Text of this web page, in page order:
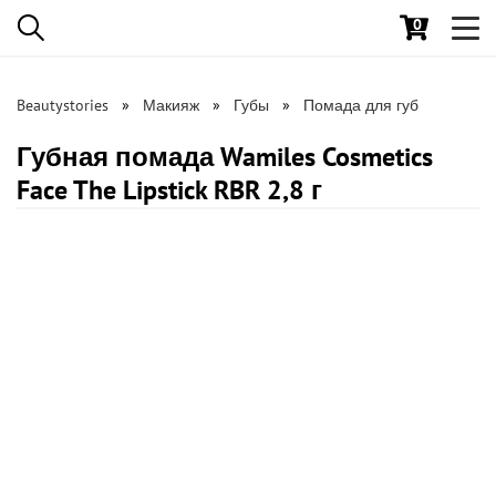
0
Beautystories Макияж Губы Помада для губ
Губная помада Wamiles Cosmetics
Face The Lipstick RBR 2,8 г